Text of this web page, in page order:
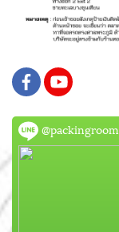
@packingroom